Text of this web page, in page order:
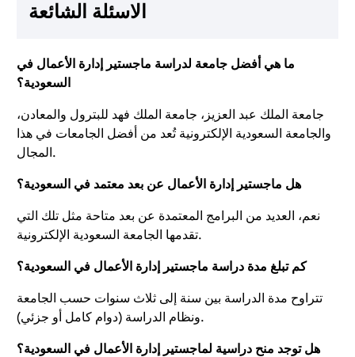
الاسئلة الشائعة
ما هي أفضل جامعة لدراسة ماجستير إدارة الأعمال في
السعودية؟
جامعة الملك عبد العزيز، جامعة الملك فهد للبترول والمعادن،
والجامعة السعودية الإلكترونية تُعد من أفضل الجامعات في هذا
المجال.
هل ماجستير إدارة الأعمال عن بعد معتمد في السعودية؟
نعم، العديد من البرامج المعتمدة عن بعد متاحة مثل تلك التي
تقدمها الجامعة السعودية الإلكترونية.
كم تبلغ مدة دراسة ماجستير إدارة الأعمال في السعودية؟
تتراوح مدة الدراسة بين سنة إلى ثلاث سنوات حسب الجامعة
ونظام الدراسة (دوام كامل أو جزئي).
هل توجد منح دراسية لماجستير إدارة الأعمال في السعودية؟